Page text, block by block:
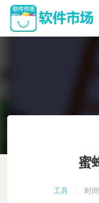
蜜
工具 时